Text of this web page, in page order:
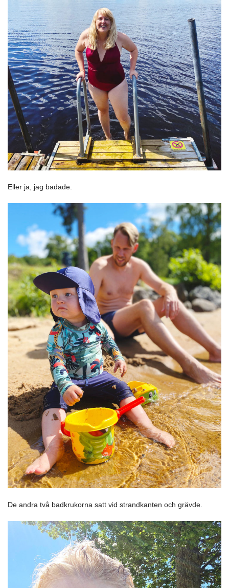
Eller ja, jag badade.
De andra två badkrukorna satt vid strandkanten och grävde.